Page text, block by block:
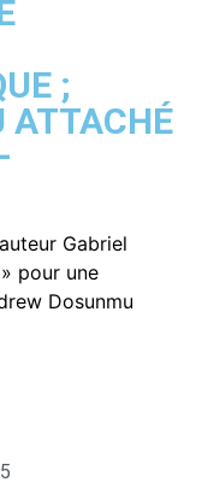
;
ATTACHÉ
Gabriel
pour une
Dosunmu